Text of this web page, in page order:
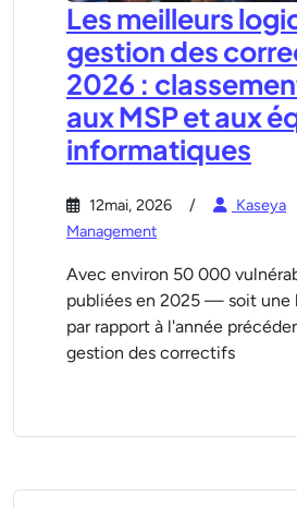
Les meilleurs
gestion des
2026 :
aux MSP et aux
informatiques
12mai, 2026 Kaseya
Management
Avec environ 50 000
publiées en 2025 — soit une
par rapport à l'année
gestion des correctifs